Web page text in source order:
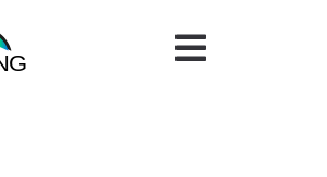
Toggle